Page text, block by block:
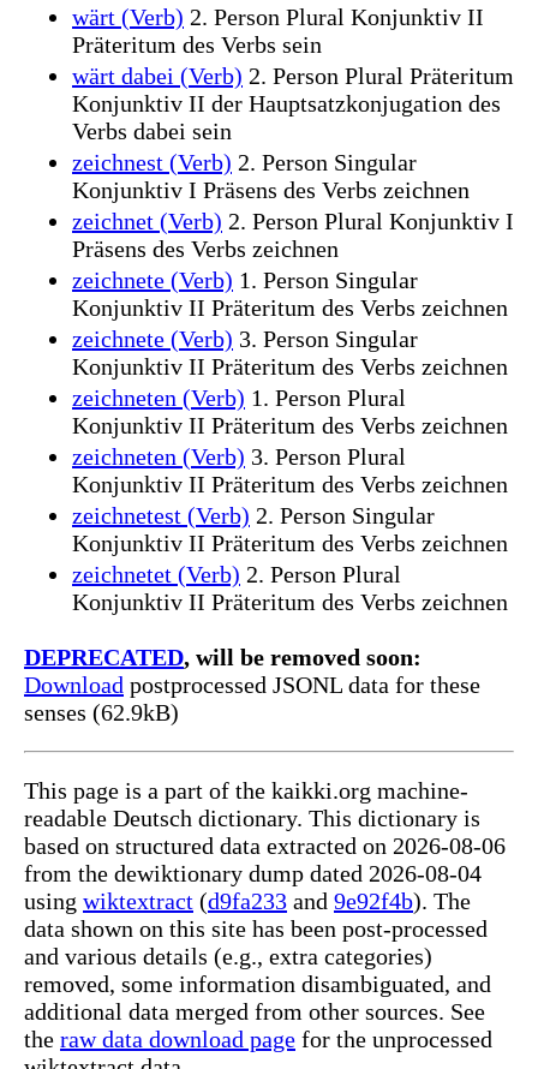
wärt (Verb) 2. Person Plural Konjunktiv II
Präteritum des Verbs sein
wärt dabei (Verb) 2. Person Plural Präteritum
Konjunktiv II der Hauptsatzkonjugation des
Verbs dabei sein
zeichnest (Verb) 2. Person Singular
Konjunktiv I Präsens des Verbs zeichnen
zeichnet (Verb) 2. Person Plural Konjunktiv I
Präsens des Verbs zeichnen
zeichnete (Verb) 1. Person Singular
Konjunktiv II Präteritum des Verbs zeichnen
zeichnete (Verb) 3. Person Singular
Konjunktiv II Präteritum des Verbs zeichnen
zeichneten (Verb) 1. Person Plural
Konjunktiv II Präteritum des Verbs zeichnen
zeichneten (Verb) 3. Person Plural
Konjunktiv II Präteritum des Verbs zeichnen
zeichnetest (Verb) 2. Person Singular
Konjunktiv II Präteritum des Verbs zeichnen
zeichnetet (Verb) 2. Person Plural
Konjunktiv II Präteritum des Verbs zeichnen
DEPRECATED, will be removed soon:
Download postprocessed JSONL data for these
senses (62.9kB)
This page is a part of the kaikki.org machine-
readable Deutsch dictionary. This dictionary is
based on structured data extracted on 2026-08-06
from the dewiktionary dump dated 2026-08-04
using wiktextract (d9fa233 and 9e92f4b). The
data shown on this site has been post-processed
and various details (e.g., extra categories)
removed, some information disambiguated, and
additional data merged from other sources. See
the raw data download page for the unprocessed